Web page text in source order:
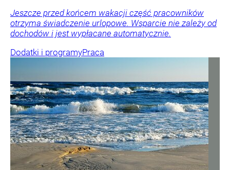
Jeszcze przed końcem wakacji część pracowników
otrzyma świadczenie urlopowe. Wsparcie nie zależy od
dochodów i jest wypłacane automatycznie.
Dodatki i programyPraca